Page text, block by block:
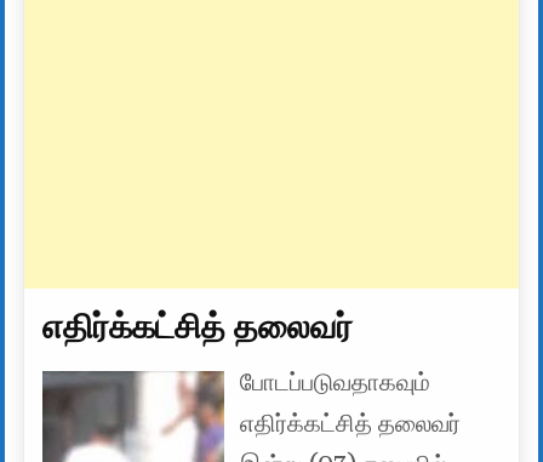
எதிர்க்கட்சித் தலைவர்
போடப்படுவதாகவும்
எதிர்க்கட்சித் தலைவர்